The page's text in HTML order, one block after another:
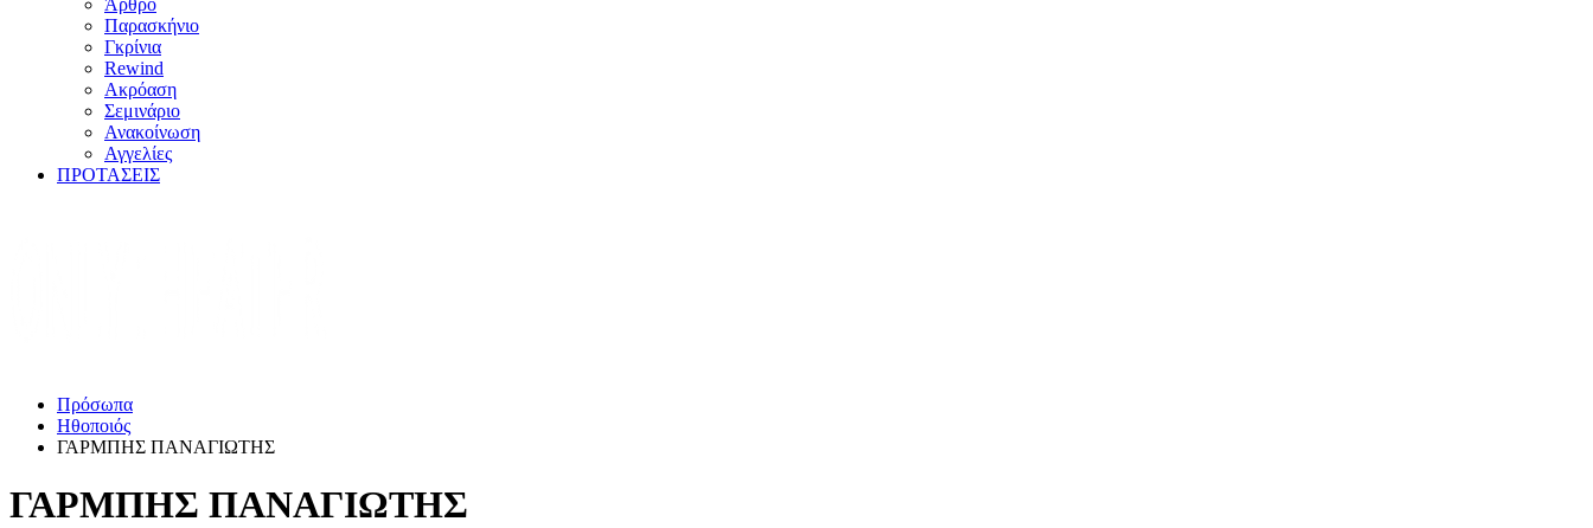
Παρασκήνιο
Γκρίνια
Rewind
Ακρόαση
Σεμινάριο
Ανακοίνωση
Αγγελίες
ΠΡΟΤΑΣΕΙΣ
Πρόσωπα
Ηθοποιός
ΓΑΡΜΠΗΣ ΠΑΝΑΓΙΩΤΗΣ
ΓΑΡΜΠΗΣ ΠΑΝΑΓΙΩΤΗΣ